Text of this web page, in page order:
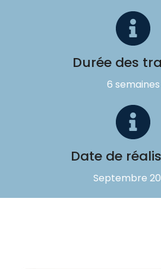
Durée des
6 semaines
Date de
Septembre